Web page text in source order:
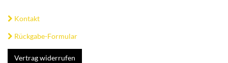
Kontakt
Rückgabe-Formular
Vertrag widerrufen